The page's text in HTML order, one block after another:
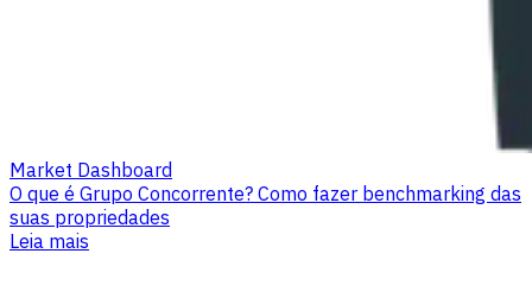
Market Dashboard
O que é Grupo Concorrente? Como fazer benchmarking das
suas propriedades
Leia mais